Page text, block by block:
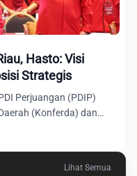
Hasto: Visi
Strategis
Perjuangan (PDIP)
(Konferda) dan
Lihat Semua